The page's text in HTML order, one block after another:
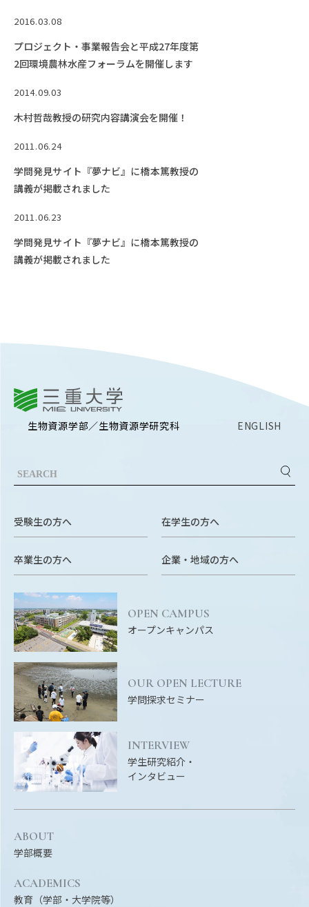
2016.03.08
プロジェクト・事業報告会と平成27年度第
2回環境農林水産フォーラムを開催します
2014.09.03
木村哲哉教授の研究内容講演会を開催！
2011.06.24
学問発見サイト『夢ナビ』に橋本篤教授の
講義が掲載されました
2011.06.23
学問発見サイト『夢ナビ』に橋本篤教授の
講義が掲載されました
生物資源学部／生物資源学研究科 ENGLISH
受験生の方へ 在学生の方へ
卒業生の方へ 企業・地域の方へ
OPEN CAMPUS
オープンキャンパス
OUR OPEN LECTURE
学問探求セミナー
INTERVIEW
学生研究紹介・
インタビュー
ABOUT
学部概要
ACADEMICS
教育（学部・大学院等）